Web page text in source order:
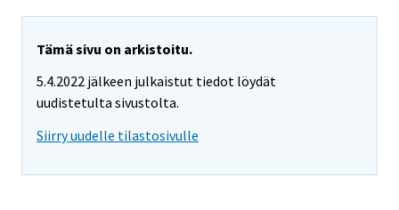
Tämä sivu on arkistoitu.
5.4.2022 jälkeen julkaistut tiedot löydät
uudistetulta sivustolta.
Siirry uudelle tilastosivulle